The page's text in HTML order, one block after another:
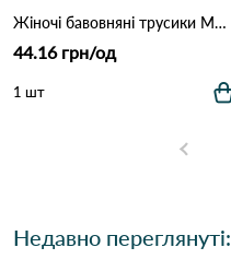
Жіночі бавовняні трусики MCT104 (M–XL) 12B Різні кольори
44.16 грн/од
1 шт
Недавно переглянуті: